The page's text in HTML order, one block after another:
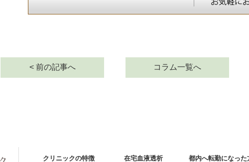
< 前の記事へ コラム一覧へ
クリニックの特徴 在宅血液透析 都内へ転勤になった